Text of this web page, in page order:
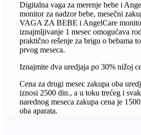
Digitalna vaga za merenje bebe i
monitor za nadzor bebe, mesečni
VAGA ZA BEBE i AngelCare
iznajmljivanje 1 mesec omogućava
praktično rešenje za brigu o bebama
prvog meseca.
Iznajmite dva uredjaja po 30% nižoj
Cena za drugi mesec zakupa oba
iznosi 2500 din., a u toku trećeg i
narednog meseca zakupa cena je
oba aparata.